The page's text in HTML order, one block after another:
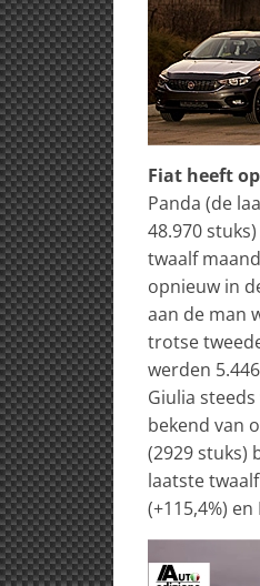
Fiat heeft
Panda (de
48.970
twaalf
opnieuw in
aan de man
trotse
werden
Giulia
bekend van
(2929 stuks)
laatste
(+115,4%)